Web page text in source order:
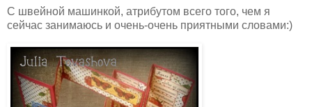
С швейной машинкой, атрибутом всего того, чем я
сейчас занимаюсь и очень-очень приятными словами:)